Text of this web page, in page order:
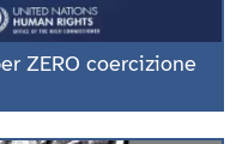
ZERO coercizione